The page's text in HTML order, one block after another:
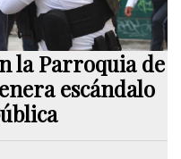
la Parroquia de
escándalo